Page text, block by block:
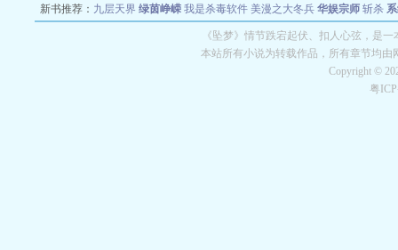
新书推荐： 九层天界 绿茵峥嵘 我是杀毒软件 美漫之大冬兵 华娱宗师 斩杀
都市全能巨星 绝对交易 全职武神 位面复
《坠梦》情节跌宕起伏、扣人心弦，是
本站所有小说为转载作品，所有章节均
Copyright ©
粤